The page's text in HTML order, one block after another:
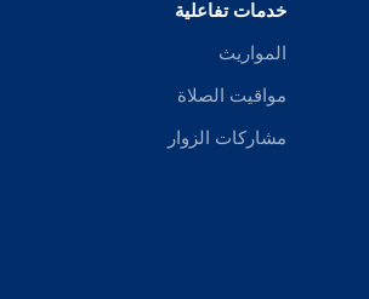
خدمات تفاعلية
المواريث
مواقيت الصلاة
مشاركات الزوار